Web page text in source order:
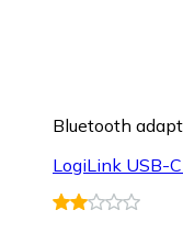
Bluetooth
LogiLink USB-